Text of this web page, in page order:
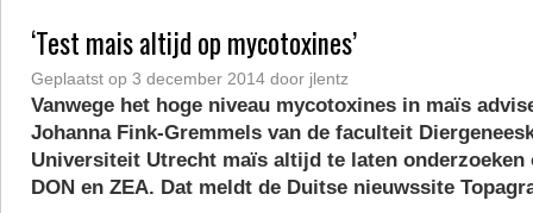
‘Test mais altijd op mycotoxines’
Geplaatst op 3 december 2014 door jlentz
Vanwege het hoge niveau mycotoxines in maïs
Johanna Fink-Gremmels van de faculteit
Universiteit Utrecht maïs altijd te laten onderzoeken
DON en ZEA. Dat meldt de Duitse nieuwssite